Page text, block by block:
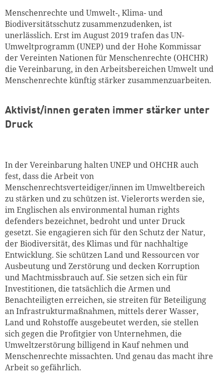
Menschenrechte und Umwelt-, Klima- und
Biodiversitätsschutz zusammenzudenken, ist
unerlässlich. Erst im August 2019 trafen das UN-
Umweltprogramm (UNEP) und der Hohe Kommissar
der Vereinten Nationen für Menschenrechte (OHCHR)
die Vereinbarung, in den Arbeitsbereichen Umwelt und
Menschenrechte künftig stärker zusammenzuarbeiten.
Aktivist/innen geraten immer stärker unter
Druck
In der Vereinbarung halten UNEP und OHCHR auch
fest, dass die Arbeit von
Menschenrechtsverteidiger/innen im Umweltbereich
zu stärken und zu schützen ist. Vielerorts werden sie,
im Englischen als environmental human rights
defenders bezeichnet, bedroht und unter Druck
gesetzt. Sie engagieren sich für den Schutz der Natur,
der Biodiversität, des Klimas und für nachhaltige
Entwicklung. Sie schützen Land und Ressourcen vor
Ausbeutung und Zerstörung und decken Korruption
und Machtmissbrauch auf. Sie setzen sich ein für
Investitionen, die tatsächlich die Armen und
Benachteiligten erreichen, sie streiten für Beteiligung
an Infrastrukturmaßnahmen, mittels derer ­Wasser,
Land und Rohstoffe ausgebeutet werden, sie stellen
sich gegen die Profitgier von Unternehmen, die
Umweltzerstörung billigend in Kauf nehmen und
Menschenrechte missachten. Und genau das macht ihre
Arbeit so gefährlich.